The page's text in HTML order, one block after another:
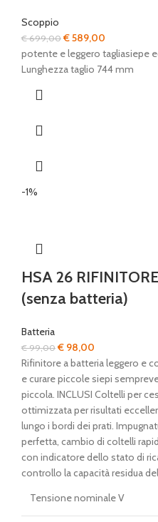
Scoppio
€699,00Il
prezzo
originale
€589,00
prezzo
attuale
potente e leggero tagliasiepe
Lunghezza taglio 744 mm
-1%
HSA 26
(senza batteria)
Batteria
€99,00Il
prezzo
originale
era:
€ 99,00.
€ 98,00
prezzo
attuale
è:
€ 98,00.
Rifinitore a batteria leggero e
e curare piccole siepi
piccola. INCLUSI Coltelli per
ottimizzata per risultati
lungo i bordi dei prati.
perfetta, cambio di coltelli
con indicatore dello stato di
controllo la capacità residua
Tensione nominale V